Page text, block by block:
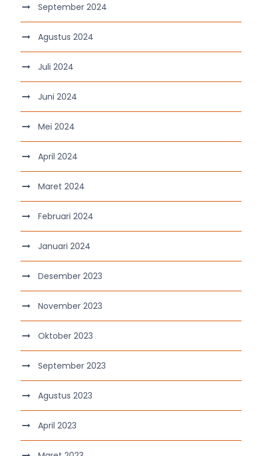
September 2024
Agustus 2024
Juli 2024
Juni 2024
Mei 2024
April 2024
Maret 2024
Februari 2024
Januari 2024
Desember 2023
November 2023
Oktober 2023
September 2023
Agustus 2023
April 2023